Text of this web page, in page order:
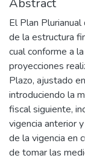
El Plan
de la estructura
cual conforme a
proyecciones
Plazo, ajustado
introduciendo la
fiscal siguiente,
vigencia anterior
de la vigencia en
de tomar las